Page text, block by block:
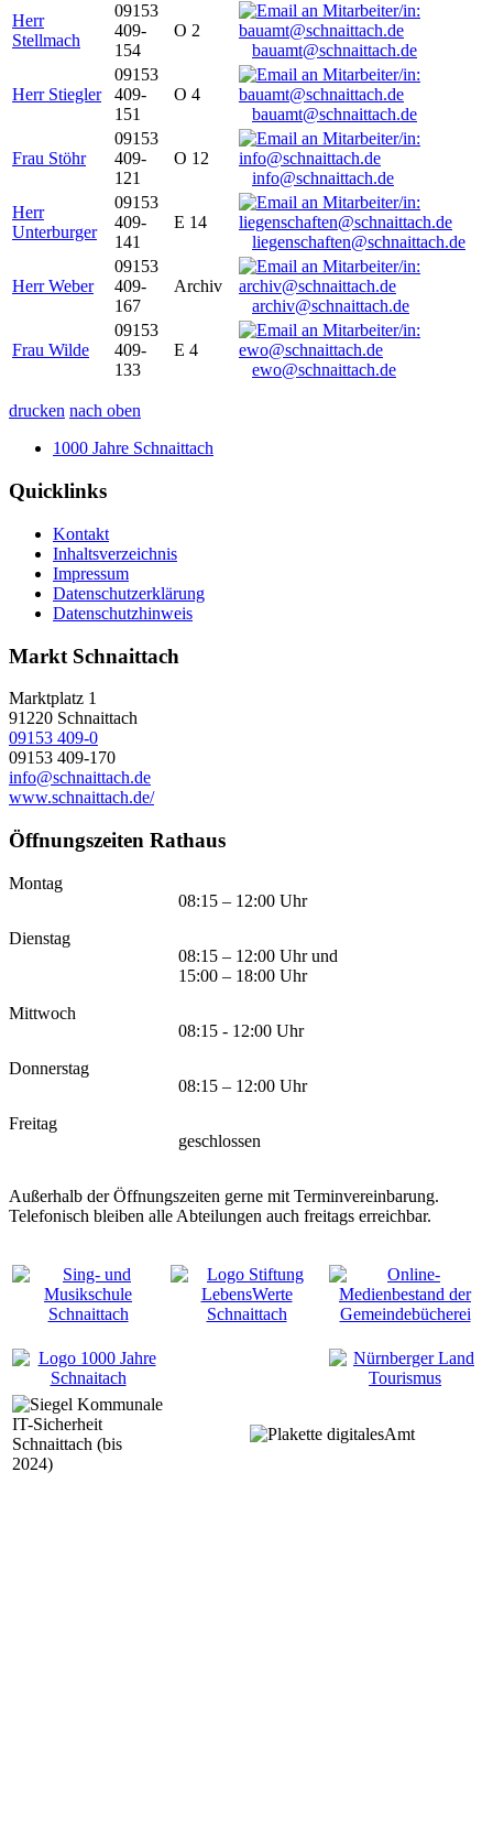
Herr
Stellmach
09153
409-
154
O 2
bauamt@schnaittach.de
Herr Stiegler
09153
409-
151
O 4
bauamt@schnaittach.de
Frau Stöhr
09153
409-
121
O 12
info@schnaittach.de
Herr
Unterburger
09153
409-
141
E 14
liegenschaften@schnaittach.de
Herr Weber
09153
409-
167
Archiv
archiv@schnaittach.de
Frau Wilde
09153
409-
133
E 4
ewo@schnaittach.de
drucken nach oben
1000 Jahre Schnaittach
Quicklinks
Kontakt
Inhaltsverzeichnis
Impressum
Datenschutzerklärung
Datenschutzhinweis
Markt Schnaittach
Marktplatz 1
91220 Schnaittach
09153 409-0
09153 409-170
info@schnaittach.de
www.schnaittach.de/
Öffnungszeiten Rathaus
Montag
08:15 – 12:00 Uhr
Dienstag
08:15 – 12:00 Uhr und
15:00 – 18:00 Uhr
Mittwoch
08:15 - 12:00 Uhr
Donnerstag
08:15 – 12:00 Uhr
Freitag
geschlossen
Außerhalb der Öffnungszeiten gerne mit Terminvereinbarung.
Telefonisch bleiben alle Abteilungen auch freitags erreichbar.